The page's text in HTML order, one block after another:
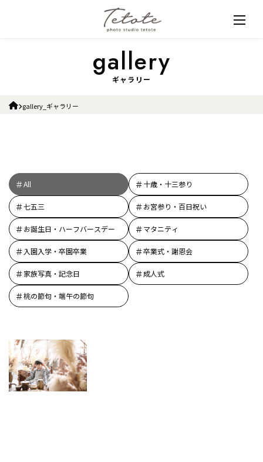
ギャラリー
gallery_ギャラリー
All 十歳・十三参り
七五三 お宮参り・百日祝い
お誕生日・ハーフバースデー マタニティ
入園入学・卒園卒業 卒業式・謝恩会
家族写真・記念日 成人式
桃の節句・端午の節句